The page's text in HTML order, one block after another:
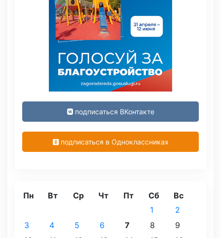
подписаться ВКонтакте
подписаться в Одноклассниках
Пн Вт Ср Чт Пт Сб Вс
1
2
3
4 5 6 7 8
9